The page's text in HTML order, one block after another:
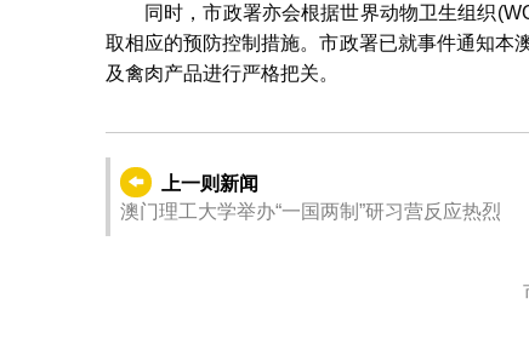
同时，市政署亦会根据世界动物卫生组织
取相应的预防控制措施。市政署已就事件通知本
及禽肉产品进行严格把关。
上一则新闻
澳门理工大学举办“一国两制”研习营反应热烈